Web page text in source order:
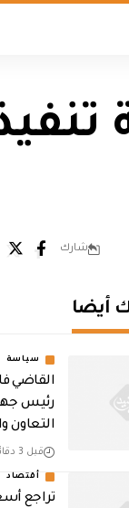
شارك
أيضا
سياسة
القاضي
رئيس
التعاون
قبل 3 دقائق
أقتصاد
تراجع